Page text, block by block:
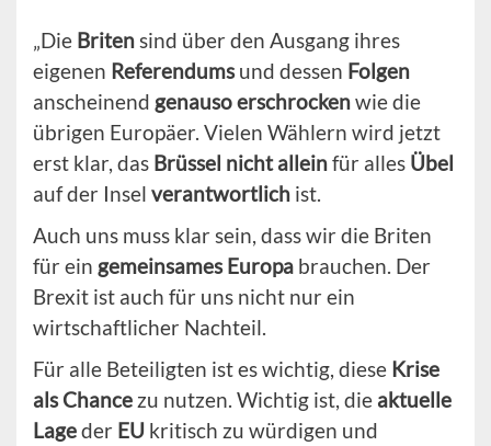
„Die Britensind über den Ausgang ihres
eigenen Referendumsund dessen Folgen
anscheinend genauso erschrockenwie die
übrigen Europäer. Vielen Wählern wird jetzt
erst klar, das Brüssel nicht alleinfür alles Übel
auf der Insel verantwortlich ist.
Auch uns muss klar sein, dass wir die Briten
für ein gemeinsames Europa brauchen. Der
Brexit ist auch für uns nicht nur ein
wirtschaftlicher Nachteil.
Für alle Beteiligten ist es wichtig, diese Krise
als Chance zu nutzen. Wichtig ist, die aktuelle
Lageder EU kritisch zu würdigen und